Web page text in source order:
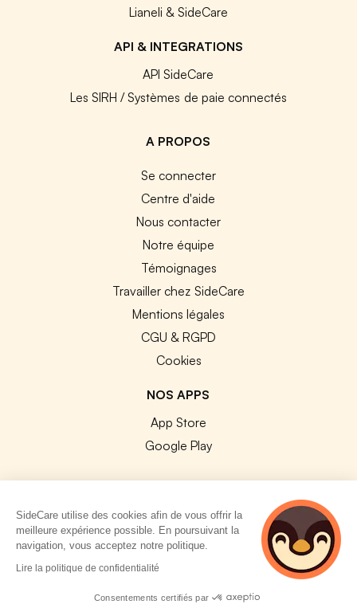
Lianeli & SideCare
API & INTEGRATIONS
API SideCare
Les SIRH / Systèmes de paie connectés
A PROPOS
Se connecter
Centre d'aide
Nous contacter
Notre équipe
Témoignages
Travailler chez SideCare
Mentions légales
CGU & RGPD
Cookies
NOS APPS
App Store
Google Play
© 2026 SideCare. Tous droits réservés.
SideCare utilise des cookies afin de vous offrir la
meilleure expérience possible. En poursuivant la
navigation, vous acceptez notre politique.
Lire la politique de confidentialité
Consentements certifiés par
4 personnes
consultent
actuellement cette